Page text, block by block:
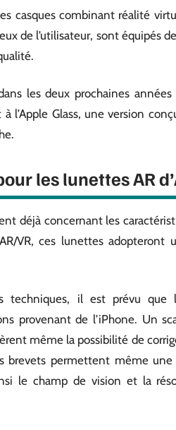
casques combinant réalité
de l’utilisateur, sont équipés
les deux prochaines
l’Apple Glass, une version
les lunettes AR
déjà concernant les
VR, ces lunettes
techniques, il est prévu que
provenant de l’iPhone. Un
même la possibilité de
brevets permettent même une
le champ de vision et la